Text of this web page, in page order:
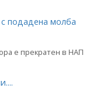
подадена молба
е прекратен в НАП